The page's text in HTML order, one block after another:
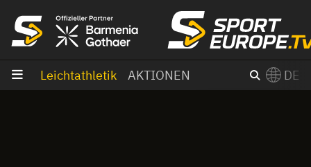
Leichtathletik AKTIONEN DE